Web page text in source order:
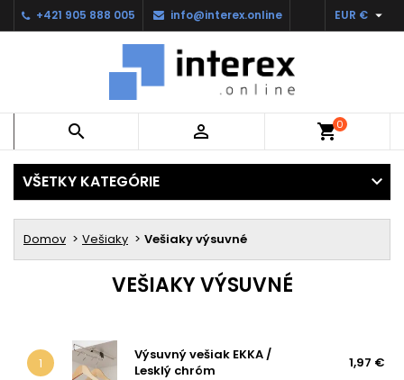
+421 905 888 005 info@interex.online EUR € 
  shopping_cart0
VŠETKY KATEGÓRIE
Domov Vešiaky Vešiaky výsuvné
VEŠIAKY VÝSUVNÉ
1
Výsuvný vešiak EKKA /
Lesklý chróm
1,97 €